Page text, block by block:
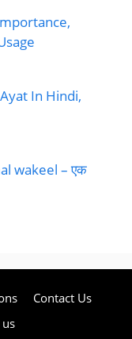
In Hindi,
wakeel – एक
Contact Us